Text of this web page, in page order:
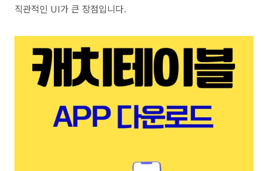
직관적인 UI가 큰 장점입니다.